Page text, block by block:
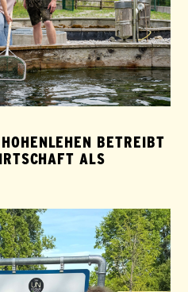
BETREIBT
ALS